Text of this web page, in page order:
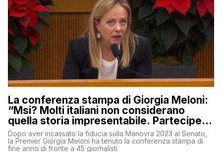
La conferenza stampa di Giorgia Meloni:
“Msi? Molti italiani non considerano
quella storia impresentabile. Parteciperò
al 25 aprile”
Dopo aver incassato la fiducia sulla Manovra 2023 al Senato,
la Premier Giorgia Meloni ha tenuto la conferenza stampa di
fine anno di fronte a 45 giornalisti